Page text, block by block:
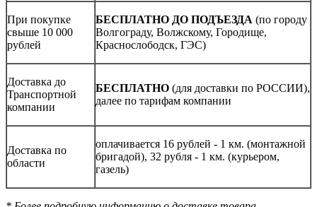
При покупке
свыше 10 000
рублей
БЕСПЛАТНО ДО ПОДЪЕЗДА (по городу
Волгограду, Волжскому, Городище,
Краснослободск, ГЭС)
Доставка до
Транспортной
компании
БЕСПЛАТНО (для доставки по РОССИИ),
далее по тарифам компании
Доставка по
области
оплачивается 16 рублей - 1 км. (монтажной
бригадой), 32 рубля - 1 км. (курьером,
газель)